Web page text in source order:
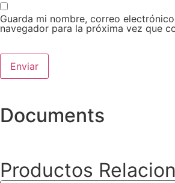
Guarda mi nombre, correo
navegador para la próxima vez que
Documents
Productos